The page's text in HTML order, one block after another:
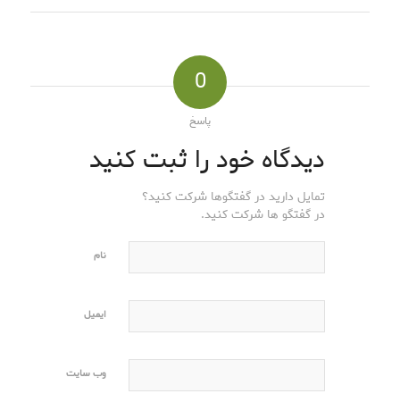
0
پاسخ
دیدگاه خود را ثبت کنید
تمایل دارید در گفتگوها شرکت کنید؟
در گفتگو ها شرکت کنید.
نام
ایمیل
وب‌ سایت